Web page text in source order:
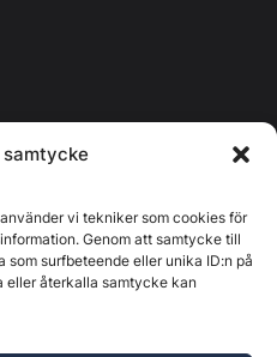
vi tekniker som cookies för
Genom att samtycke till
surfbeteende eller unika ID:n på
eller återkalla samtycke kan